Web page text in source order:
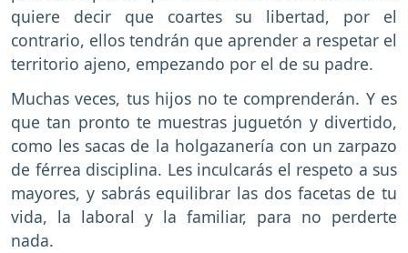
quiere decir que coartes su libertad, por el
contrario, ellos tendrán que aprender a respetar el
territorio ajeno, empezando por el de su padre.
Muchas veces, tus hijos no te comprenderán. Y es
que tan pronto te muestras juguetón y divertido,
como les sacas de la holgazanería con un zarpazo
de férrea disciplina. Les inculcarás el respeto a sus
mayores, y sabrás equilibrar las dos facetas de tu
vida, la laboral y la familiar, para no perderte
nada.